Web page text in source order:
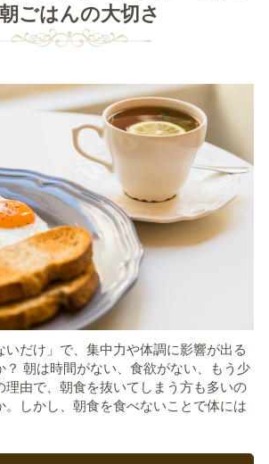
ごはんの大切さ
いだけ」で、集中力や体調に影響が出る
？ 朝は時間がない、食欲がない、もう少
理由で、朝食を抜いてしまう方も多いの
。しかし、朝食を食べないことで体には